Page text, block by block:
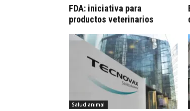
FDA: iniciativa para
productos veterinarios
Salud animal